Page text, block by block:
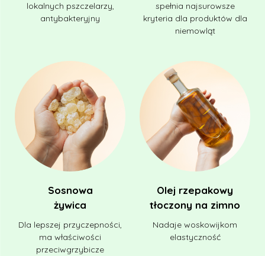
lokalnych pszczelarzy,
antybakteryjny
spełnia najsurowsze
kryteria dla produktów dla
niemowląt
Sosnowa
żywica
Dla lepszej przyczepności,
ma właściwości
przeciwgrzybicze
Olej rzepakowy
tłoczony na zimno
Nadaje woskowijkom
elastyczność